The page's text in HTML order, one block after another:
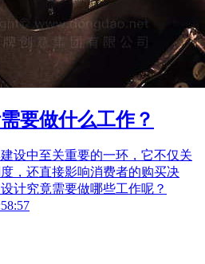
要做什么工作？
设中至关重要的一环，它不仅关
，还直接影响消费者的购买决
计究竟需要做哪些工作呢？